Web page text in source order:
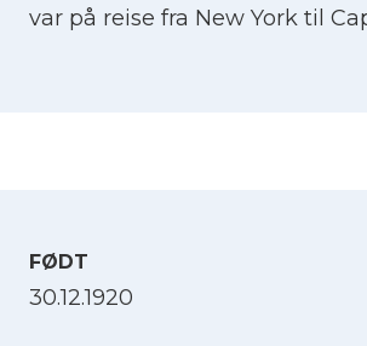
var på reise fra New York til
FØDT
30.12.1920